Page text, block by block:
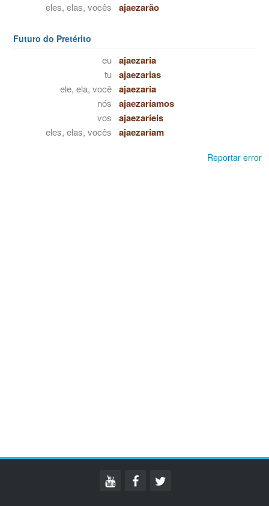
eles, elas, vocês ajaezarão
Futuro do Pretérito
eu ajaezaria
tu ajaezarias
ele, ela, você ajaezaria
nós ajaezaríamos
vos ajaezaríeis
eles, elas, vocês ajaezariam
Reportar error